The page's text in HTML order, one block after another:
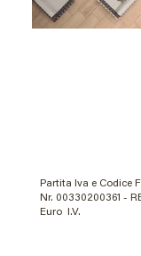
Partita Iva e Codice
Nr. 00330200361 -
Euro I.V.